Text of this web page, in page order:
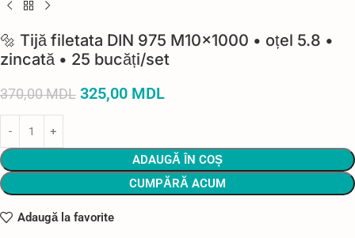
🔩 Tijă filetata DIN 975 M10×1000 • oțel 5.8 •
zincată • 25 bucăți/set
370,00MDL 325,00 MDL
ADAUGĂ ÎN COȘ
CUMPĂRĂ ACUM
Adaugă la favorite